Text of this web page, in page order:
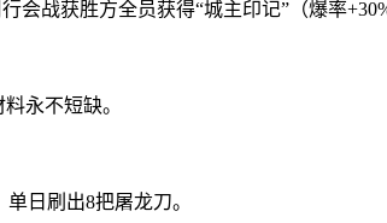
战获胜方全员获得“城主印记”（爆率
永不短缺。
日刷出8把屠龙刀。